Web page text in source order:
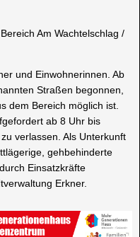
Am Wachtelschlag /
und Einwohnerinnen. Ab
Straßen begonnen,
dem Bereich möglich ist.
ab 8 Uhr bis
verlassen. Als Unterkunft
gehbehinderte
Einsatzkräfte
Erkner.
Maßnahmen zur